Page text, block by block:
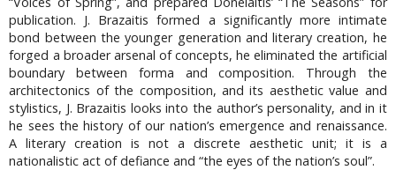
publication. J. Brazaitis formed a significantly more intimate
bond between the younger generation and literary creation, he
forged a broader arsenal of concepts, he eliminated the artificial
boundary between forma and composition. Through the
architectonics of the composition, and its aesthetic value and
stylistics, J. Brazaitis looks into the author’s personality, and in it
he sees the history of our nation’s emergence and renaissance.
A literary creation is not a discrete aesthetic unit; it is a
nationalistic act of defiance and “the eyes of the nation’s soul”.